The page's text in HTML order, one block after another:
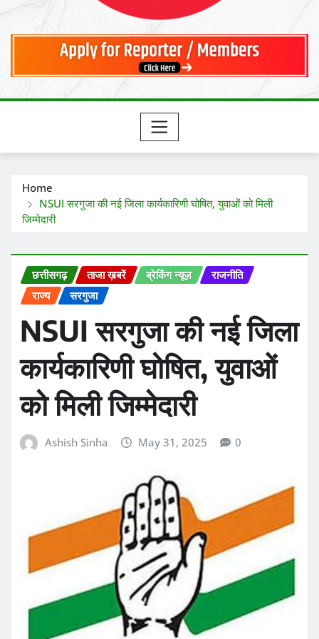
Home
NSUI सरगुजा की नई जिला कार्यकारिणी घोषित, युवाओं को मिली
जिम्मेदारी
छत्तीसगढ़ ताजा ख़बरें ब्रेकिंग न्यूज़
राजनीति
राज्य
सरगुजा
NSUI सरगुजा की नई जिला
कार्यकारिणी घोषित, युवाओं
को मिली जिम्मेदारी
Ashish Sinha May 31, 2025 0